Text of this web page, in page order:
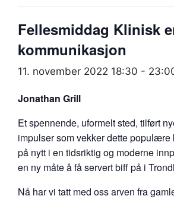
Fellesmiddag Klinisk
kommunikasjon
11. november 2022 18:30 -
Jonathan Grill
Et spennende, uformelt sted, tilført
impulser som vekker dette populære
på nytt i en tidsriktig og moderne
en ny måte å få servert biff på i
Nå har vi tatt med oss arven fra